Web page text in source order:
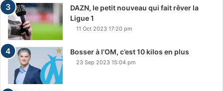
DAZN, le petit nouveau qui fait rêver la
Ligue 1
11 Oct 2023 17:20 pm
Bosser à l’OM, c’est 10 kilos en plus
23 Sep 2023 15:04 pm